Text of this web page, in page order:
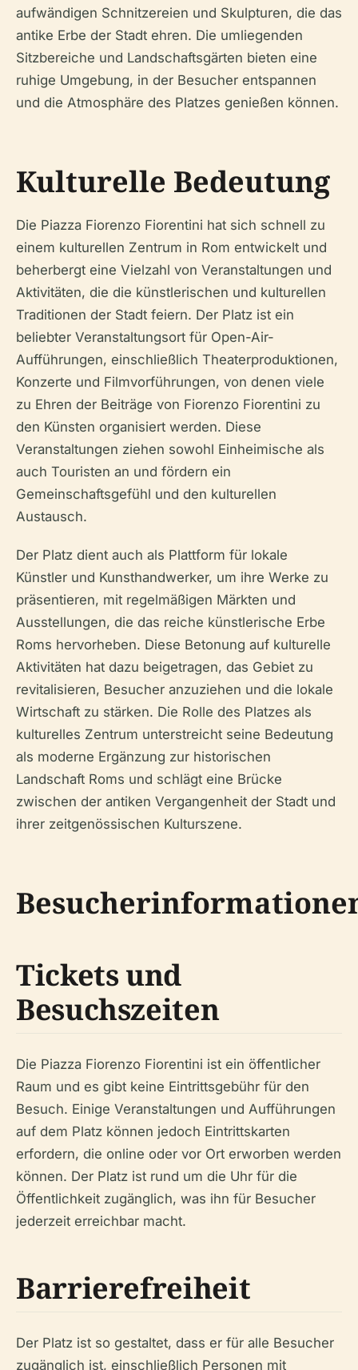
aufwändigen Schnitzereien und Skulpturen, die das
antike Erbe der Stadt ehren. Die umliegenden
Sitzbereiche und Landschaftsgärten bieten eine
ruhige Umgebung, in der Besucher entspannen
und die Atmosphäre des Platzes genießen können.
Kulturelle Bedeutung
Die Piazza Fiorenzo Fiorentini hat sich schnell zu
einem kulturellen Zentrum in Rom entwickelt und
beherbergt eine Vielzahl von Veranstaltungen und
Aktivitäten, die die künstlerischen und kulturellen
Traditionen der Stadt feiern. Der Platz ist ein
beliebter Veranstaltungsort für Open-Air-
Aufführungen, einschließlich Theaterproduktionen,
Konzerte und Filmvorführungen, von denen viele
zu Ehren der Beiträge von Fiorenzo Fiorentini zu
den Künsten organisiert werden. Diese
Veranstaltungen ziehen sowohl Einheimische als
auch Touristen an und fördern ein
Gemeinschaftsgefühl und den kulturellen
Austausch.
Der Platz dient auch als Plattform für lokale
Künstler und Kunsthandwerker, um ihre Werke zu
präsentieren, mit regelmäßigen Märkten und
Ausstellungen, die das reiche künstlerische Erbe
Roms hervorheben. Diese Betonung auf kulturelle
Aktivitäten hat dazu beigetragen, das Gebiet zu
revitalisieren, Besucher anzuziehen und die lokale
Wirtschaft zu stärken. Die Rolle des Platzes als
kulturelles Zentrum unterstreicht seine Bedeutung
als moderne Ergänzung zur historischen
Landschaft Roms und schlägt eine Brücke
zwischen der antiken Vergangenheit der Stadt und
ihrer zeitgenössischen Kulturszene.
Tickets und
Besuchszeiten
Die Piazza Fiorenzo Fiorentini ist ein öffentlicher
Raum und es gibt keine Eintrittsgebühr für den
Besuch. Einige Veranstaltungen und Aufführungen
auf dem Platz können jedoch Eintrittskarten
erfordern, die online oder vor Ort erworben werden
können. Der Platz ist rund um die Uhr für die
Öffentlichkeit zugänglich, was ihn für Besucher
jederzeit erreichbar macht.
Barrierefreiheit
Der Platz ist so gestaltet, dass er für alle Besucher
zugänglich ist, einschließlich Personen mit